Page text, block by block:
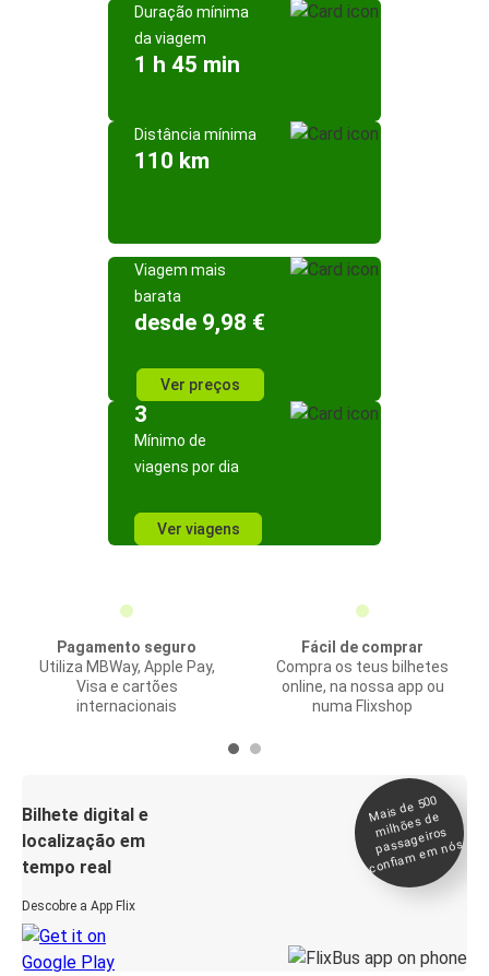
Duração mínima
da viagem
1 h 45 min
Distância mínima
110 km
Viagem mais
barata
desde 9,98 €
Ver preços
3
Mínimo de
viagens por dia
Ver viagens
Pagamento seguro
Utiliza MBWay, Apple Pay,
Visa e cartões
internacionais
Fácil de comprar
Compra os teus bilhetes
online, na nossa app ou
numa Flixshop
Bilhete digital e
localização em
tempo real
Descobre a App Flix
Mais de 500
milhões de
passageiros
confia
m e
m nós